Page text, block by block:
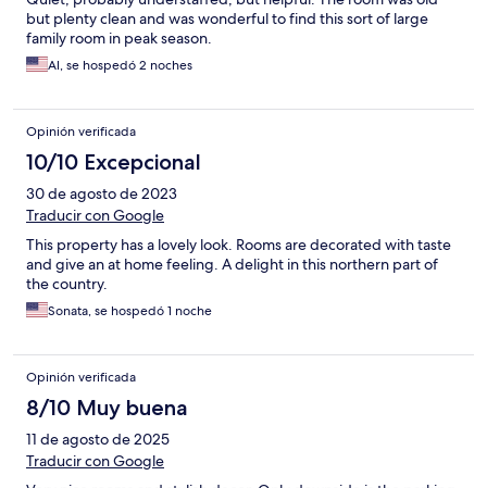
but plenty clean and was wonderful to find this sort of large
family room in peak season.
Al, se hospedó 2 noches
Opinión verificada
10/10 Excepcional
30 de agosto de 2023
Traducir con Google
This property has a lovely look. Rooms are decorated with taste
and give an at home feeling. A delight in this northern part of
the country.
Sonata, se hospedó 1 noche
Opinión verificada
8/10 Muy buena
11 de agosto de 2025
Traducir con Google